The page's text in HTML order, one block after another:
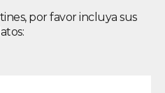
por favor incluya sus